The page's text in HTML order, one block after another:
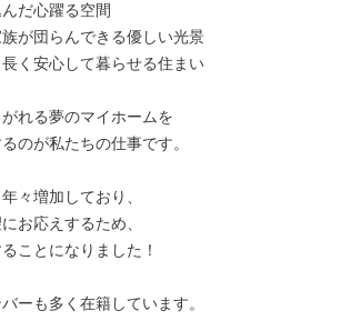
だ心躍る空間
が団らんできる優しい光景
く安心して暮らせる住まい
れる夢のマイホームを
のが私たちの仕事です。
々増加しており、
お応えするため、
ことになりました！
ーも多く在籍しています。